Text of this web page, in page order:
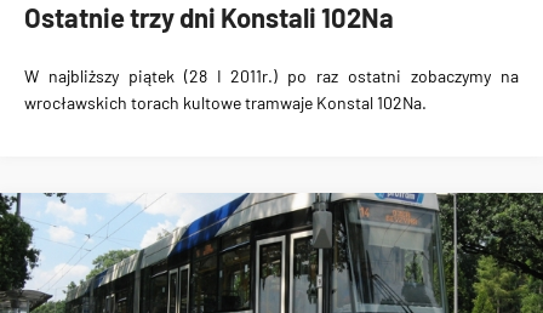
Ostatnie trzy dni Konstali 102Na
W najbliższy piątek (28 I 2011r.) po raz ostatni zobaczymy na
wrocławskich torach kultowe tramwaje Konstal 102Na.